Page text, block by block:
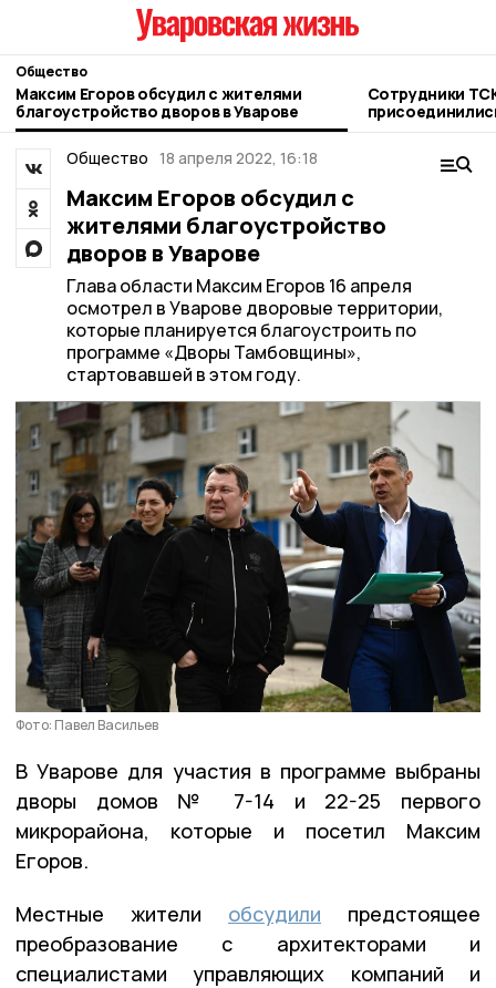
Общество
Максим Егоров обсудил с жителями
благоустройство дворов в Уварове
Сотрудники
Общество 18 апреля 2022, 16:18
Максим Егоров обсудил с
жителями благоустройство
дворов в Уварове
Глава области Максим Егоров 16 апреля
осмотрел в Уварове дворовые территории,
которые планируется благоустроить по
программе «Дворы Тамбовщины»,
стартовавшей в этом году.
Фото: Павел Васильев
В Уварове для участия в программе выбраны
дворы домов № 7-14 и 22-25 первого
микрорайона, которые и посетил Максим
Егоров.
Местные жители обсудили предстоящее
преобразование с архитекторами и
специалистами управляющих компаний и